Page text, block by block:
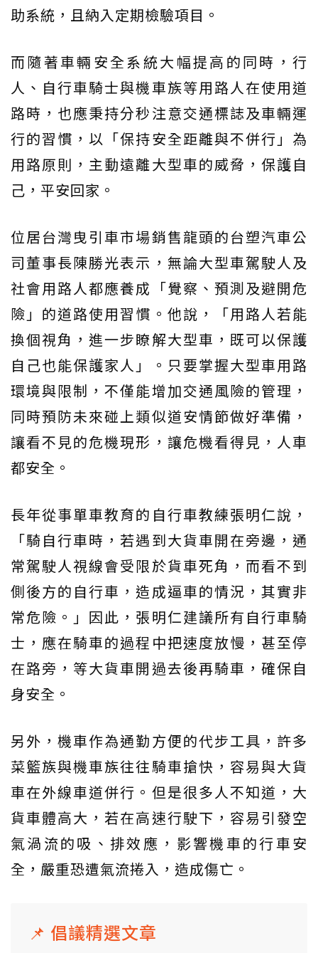
助系統，且納入定期檢驗項目。
而隨著車輛安全系統大幅提高的同時，行
人、自行車騎士與機車族等用路人在使用道
路時，也應秉持分秒注意交通標誌及車輛運
行的習慣，以「保持安全距離與不併行」為
用路原則，主動遠離大型車的威脅，保護自
己，平安回家。
位居台灣曳引車市場銷售龍頭的台塑汽車公
司董事長陳勝光表示，無論大型車駕駛人及
社會用路人都應養成「覺察、預測及避開危
險」的道路使用習慣。他說，「用路人若能
換個視角，進一步瞭解大型車，既可以保護
自己也能保護家人」。只要掌握大型車用路
環境與限制，不僅能增加交通風險的管理，
同時預防未來碰上類似道安情節做好準備，
讓看不見的危機現形，讓危機看得見，人車
都安全。
長年從事單車教育的自行車教練張明仁說，
「騎自行車時，若遇到大貨車開在旁邊，通
常駕駛人視線會受限於貨車死角，而看不到
側後方的自行車，造成逼車的情況，其實非
常危險。」因此，張明仁建議所有自行車騎
士，應在騎車的過程中把速度放慢，甚至停
在路旁，等大貨車開過去後再騎車，確保自
身安全。
另外，機車作為通勤方便的代步工具，許多
菜籃族與機車族往往騎車搶快，容易與大貨
車在外線車道併行。但是很多人不知道，大
貨車體高大，若在高速行駛下，容易引發空
氣渦流的吸、排效應，影響機車的行車安
全，嚴重恐遭氣流捲入，造成傷亡。
📌 倡議精選文章